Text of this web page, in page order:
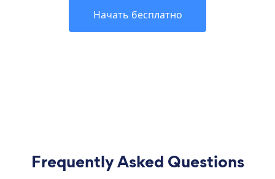
Начать бесплатно
Frequently Asked Questions